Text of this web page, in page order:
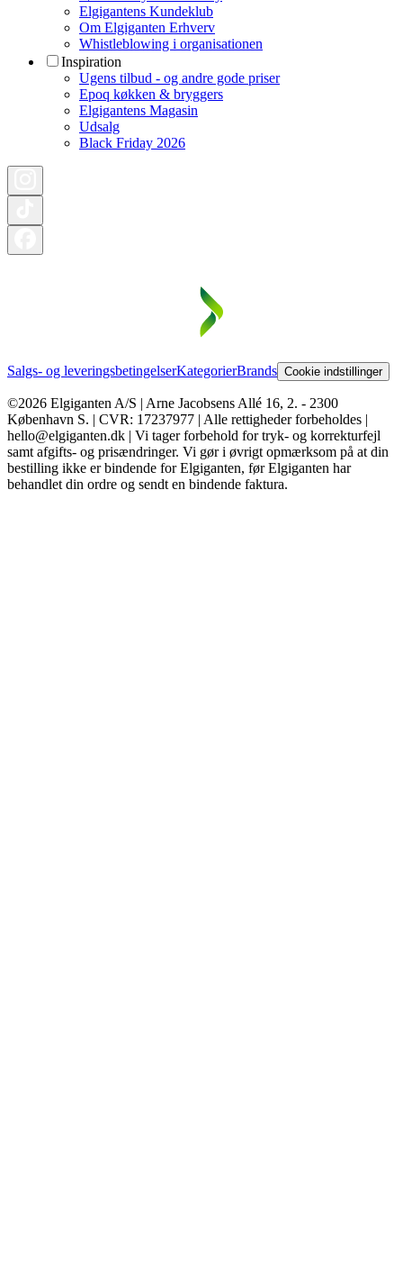
Elgigantens Kundeklub
Om Elgiganten Erhverv
Whistleblowing i organisationen
Inspiration
Ugens tilbud - og andre gode priser
Epoq køkken & bryggers
Elgigantens Magasin
Udsalg
Black Friday 2026
Salgs- og leveringsbetingelserKategorierBrands Cookie indstillinger
©2026 Elgiganten A/S | Arne Jacobsens Allé 16, 2. - 2300
København S. | CVR: 17237977 | Alle rettigheder forbeholdes |
hello@elgiganten.dk | Vi tager forbehold for tryk- og korrekturfejl
samt afgifts- og prisændringer. Vi gør i øvrigt opmærksom på at din
bestilling ikke er bindende for Elgiganten, før Elgiganten har
behandlet din ordre og sendt en bindende faktura.